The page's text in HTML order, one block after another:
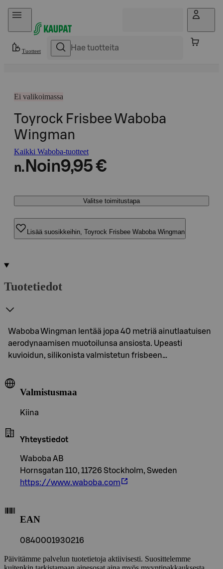
Hyppää sisältöön
Tuotteet
Ei valikoimassa
Toyrock Frisbee Waboba
Wingman
Kaikki Waboba-tuotteet
n. Noin9,95 €
Valitse toimitustapa
Lisää suosikkeihin, Toyrock Frisbee Waboba Wingman
Tuotetiedot
Waboba Wingman lentää jopa 40 metriä ainutlaatuisen
aerodynaamisen muotoilunsa ansiosta. Upeasti
kuvioidun, silikonista valmistetun frisbeen…
Valmistusmaa
Kiina
Yhteystiedot
Waboba AB
Hornsgatan 110, 11726 Stockholm, Sweden
https://www.waboba.com
EAN
0840001930216
Päivitämme palvelun tuotetietoja aktiivisesti. Suosittelemme